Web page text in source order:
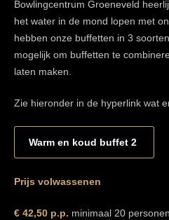
Bowlingcentrum Groeneveld
het water in de mond lopen met
hebben onze buffetten in 3
mogelijk om buffetten te
laten maken.
Zie hieronder in de hyperlink wat
Warm en koud buffet 2
Prijs volwassenen
€ 42,50 p.p. minimaal 20 personen